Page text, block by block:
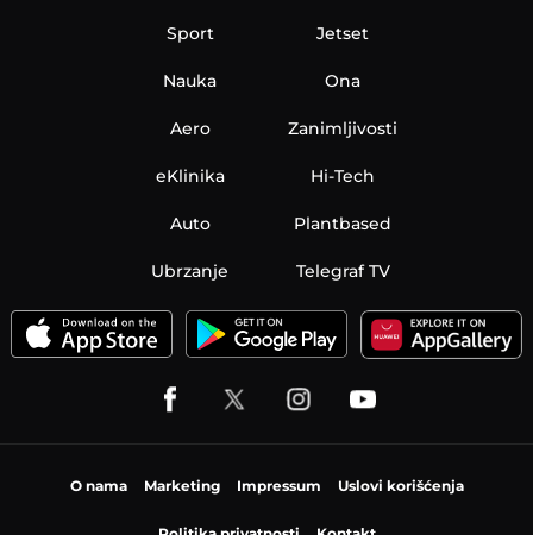
Sport
Nauka
Aero
Jetset
Ona
Zanimljivosti
eKlinika Hi-Tech
Auto Plantbased
Ubrzanje Telegraf TV
O nama Marketing Impressum Uslovi korišćenja